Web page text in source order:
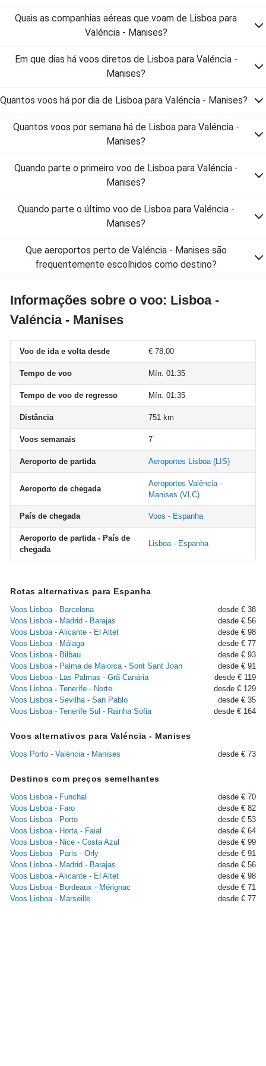
Quais as companhias aéreas que voam de Lisboa para
Valéncia - Manises?
Em que dias há voos diretos de Lisboa para Valéncia -
Manises?
Quantos voos há por dia de Lisboa para Valéncia - Manises?
Quantos voos por semana há de Lisboa para Valéncia -
Manises?
Quando parte o primeiro voo de Lisboa para Valéncia -
Manises?
Quando parte o último voo de Lisboa para Valéncia -
Manises?
Que aeroportos perto de Valéncia - Manises são
frequentemente escolhidos como destino?
Informações sobre o voo: Lisboa -
Valéncia - Manises
Voo de ida e volta desde € 78,00
Tempo de voo Mín. 01:35
Tempo de voo de regresso Mín. 01:35
Distância 751 km
Voos semanais 7
Aeroporto de partida Aeroportos Lisboa(LIS)
Aeroporto de chegada
Aeroportos Valência -
Manises (VLC)
País de chegada Voos - Espanha
Aeroporto de partida - País de
chegada
Lisboa - Espanha
Rotas alternativas para Espanha
Voos Lisboa - Barcelona
desde € 38
Voos Lisboa - Madrid - Barajas
desde € 56
Voos Lisboa - Alicante - El Altet
desde € 98
Voos Lisboa - Málaga
desde € 77
Voos Lisboa - Bilbau
desde € 93
Voos Lisboa - Palma de Maiorca - Sont Sant Joan
desde € 91
Voos Lisboa - Las Palmas - Grã Canária
desde € 119
Voos Lisboa - Tenerife - Norte
desde € 129
Voos Lisboa - Sevilha - San Pablo
desde € 35
Voos Lisboa - Tenerife Sul - Rainha Sofia
desde € 164
Voos alternativos para Valéncia - Manises
Voos Porto - Valéncia - Manises desde € 73
Destinos com preços semelhantes
Voos Lisboa - Funchal
desde € 70
Voos Lisboa - Faro
desde € 82
Voos Lisboa - Porto
desde € 53
Voos Lisboa - Horta - Faial
desde € 64
Voos Lisboa - Nice - Costa Azul
desde € 99
Voos Lisboa - Paris - Orly
desde € 91
Voos Lisboa - Madrid - Barajas
desde € 56
Voos Lisboa - Alicante - El Altet
desde € 98
Voos Lisboa - Bordeaux - Mérignac
desde € 71
Voos Lisboa - Marseille
desde € 77